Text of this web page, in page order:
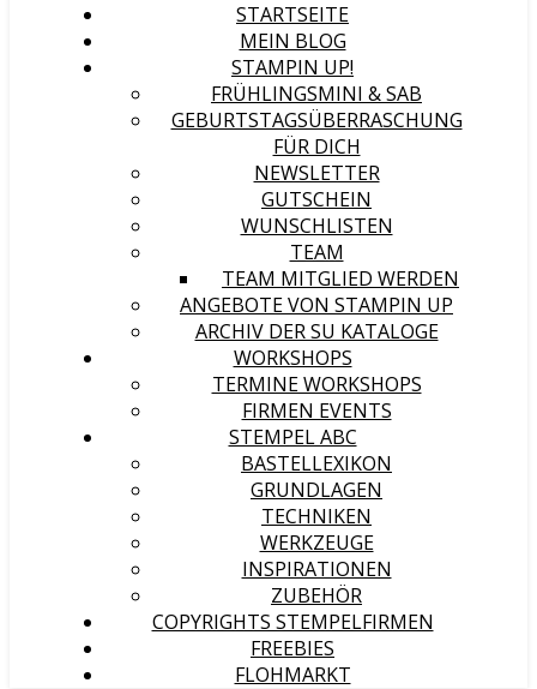
STARTSEITE
MEIN BLOG
STAMPIN UP!
FRÜHLINGSMINI & SAB
GEBURTSTAGSÜBERRASCHUNG
FÜR DICH
NEWSLETTER
GUTSCHEIN
WUNSCHLISTEN
TEAM
TEAM MITGLIED WERDEN
ANGEBOTE VON STAMPIN UP
ARCHIV DER SU KATALOGE
WORKSHOPS
TERMINE WORKSHOPS
FIRMEN EVENTS
STEMPEL ABC
BASTELLEXIKON
GRUNDLAGEN
TECHNIKEN
WERKZEUGE
INSPIRATIONEN
ZUBEHÖR
COPYRIGHTS STEMPELFIRMEN
FREEBIES
FLOHMARKT